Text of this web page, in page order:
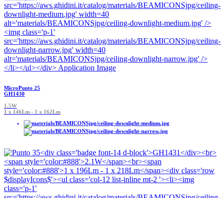
MicroPunto 25
GH1430
1.5W
1 x 146Lm - 1 x 162Lm